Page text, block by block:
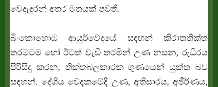
වෙදැදුරන් අතර මතයක් පවතී.
බිංකොහොඹ ආයුර්වේදයේ සඳහන් කිරාතතික්ත
තරමටම හෝ ඊටත් වැඩි තරමින් උණ නසන, රුධිරය
පිරිසිදු කරන, තික්තබලකාරක ගුණයෙන් යුක්ත බව
සඳහන්. දේශීය වෙදකමේදී උණ, අතීසාරය, අජීර්ණය,